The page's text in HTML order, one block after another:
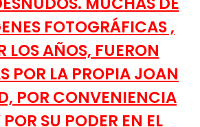
FOTOGRÁFICAS ,
LOS AÑOS, FUERON
POR LA PROPIA JOAN
POR CONVENIENCIA
SU PODER EN EL